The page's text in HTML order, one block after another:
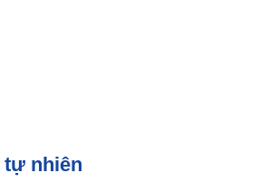
tự nhiên